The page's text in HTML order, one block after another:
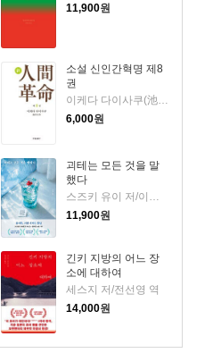
11,900원
소설 신인간혁명 제8
권
이케다 다이사쿠(池田大作) 저
6,000원
괴테는 모든 것을 말
했다
스즈키 유이 저/이지수 역
11,900원
긴키 지방의 어느 장
소에 대하여
세스지 저/전선영 역
14,000원